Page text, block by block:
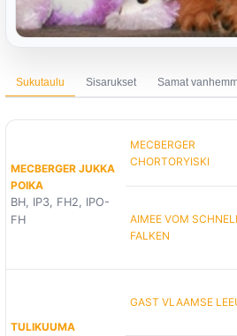
Sukutaulu Sisarukset Samat
MECBERGER JUKKA
POIKA
BH, IP3, FH2, IPO-
FH
MECBERGER
CHORTORYISKI
AIMEE VOM
FALKEN
TULIKUUMA
GAST VLAAMSE